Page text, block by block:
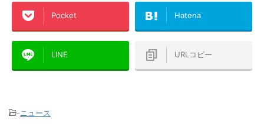
Pocket Hatena
LINE URLコピー
-ニュース